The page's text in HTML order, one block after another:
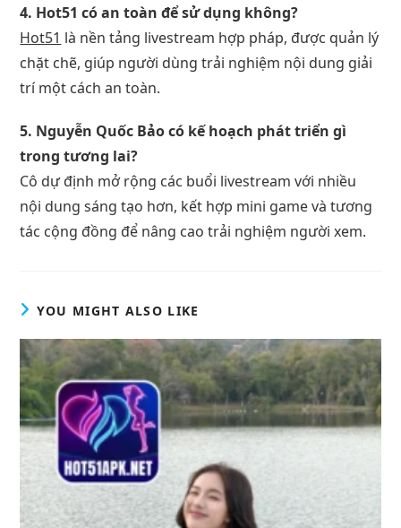
4. Hot51 có an toàn để sử dụng không?
Hot51 là nền tảng livestream hợp pháp, được quản lý
chặt chẽ, giúp người dùng trải nghiệm nội dung giải
trí một cách an toàn.
5. Nguyễn Quốc Bảo có kế hoạch phát triển gì
trong tương lai?
Cô dự định mở rộng các buổi livestream với nhiều
nội dung sáng tạo hơn, kết hợp mini game và tương
tác cộng đồng để nâng cao trải nghiệm người xem.
YOU MIGHT ALSO LIKE